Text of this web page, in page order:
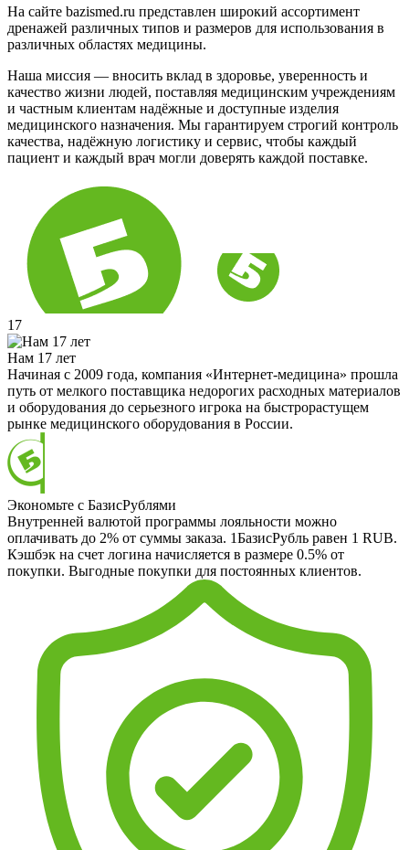
На сайте bazismed.ru представлен широкий ассортимент
дренажей различных типов и размеров для использования в
различных областях медицины.
Наша миссия — вносить вклад в здоровье, уверенность и
качество жизни людей, поставляя медицинским учреждениям
и частным клиентам надёжные и доступные изделия
медицинского назначения. Мы гарантируем строгий контроль
качества, надёжную логистику и сервис, чтобы каждый
пациент и каждый врач могли доверять каждой поставке.
17
Нам 17 лет
Начиная с 2009 года, компания «Интернет-медицина» прошла
путь от мелкого поставщика недорогих расходных материалов
и оборудования до серьезного игрока на быстрорастущем
рынке медицинского оборудования в России.
Экономьте с БазисРублями
Внутренней валютой программы лояльности можно
оплачивать до 2% от суммы заказа. 1БазисРубль равен 1 RUB.
Кэшбэк на счет логина начисляется в размере 0.5% от
покупки. Выгодные покупки для постоянных клиентов.